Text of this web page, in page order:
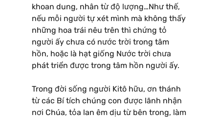
khoan dung, nhân từ độ lượng…Như thế,
nếu mỗi người tự xét mình mà không thấy
những hoa trái nêu trên thì chứng tỏ
người ấy chưa có nước trời trong tâm
hồn, hoặc là hạt giống Nước trời chưa
phát triển được trong tâm hồn người ấy.
Trong đời sống người Kitô hữu, ơn thánh
từ các Bí tích chúng con được lãnh nhận
nơi Chúa, tỏa lan êm dịu từ bên trong, làm